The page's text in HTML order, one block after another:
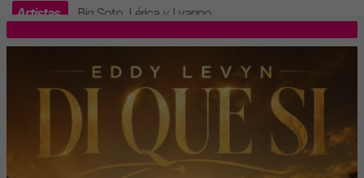
Artistas Big Soto Lérica y Lyanno